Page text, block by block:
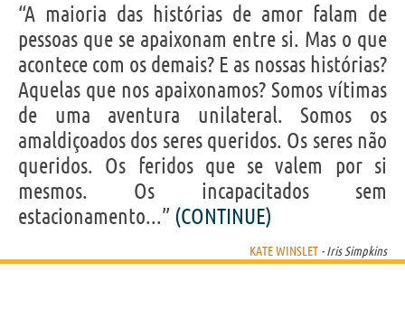
“A maioria das histórias de amor falam de
pessoas que se apaixonam entre si. Mas o que
acontece com os demais? E as nossas histórias?
Aquelas que nos apaixonamos? Somos vítimas
de uma aventura unilateral. Somos os
amaldiçoados dos seres queridos. Os seres não
queridos. Os feridos que se valem por si
mesmos. Os incapacitados sem
estacionamento...” (CONTINUE)
KATE WINSLET - Iris Simpkins